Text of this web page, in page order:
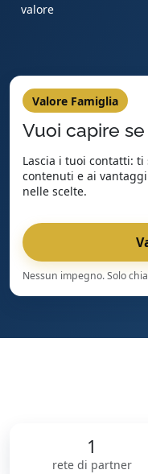
valore
Valore Famiglia
Vuoi capire
Lascia i tuoi contatti: ti
contenuti e ai
nelle scelte.
Nessun impegno. Solo
1
rete di partner